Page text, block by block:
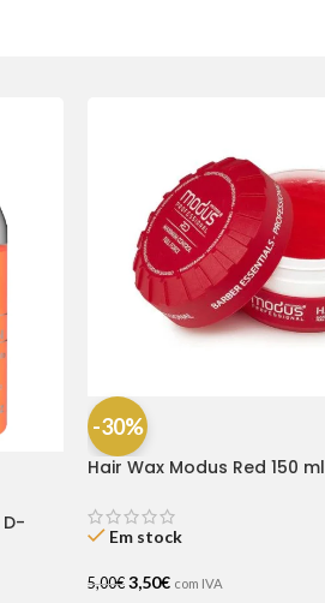
-30%
Hair Wax Modus Red 150 ml
Em stock
5,00€ 3,50€ com IVA